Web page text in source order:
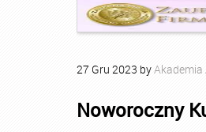
27 Gru 2023 by
Noworoczny